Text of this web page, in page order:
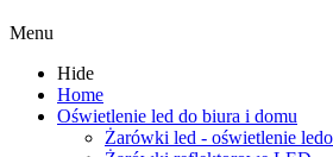
Menu
Hide
Home
Oświetlenie led do biura i domu
Żarówki led - oświetlenie